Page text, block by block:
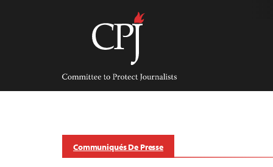
Committee
Protect
Journalists
Communiqués De Presse